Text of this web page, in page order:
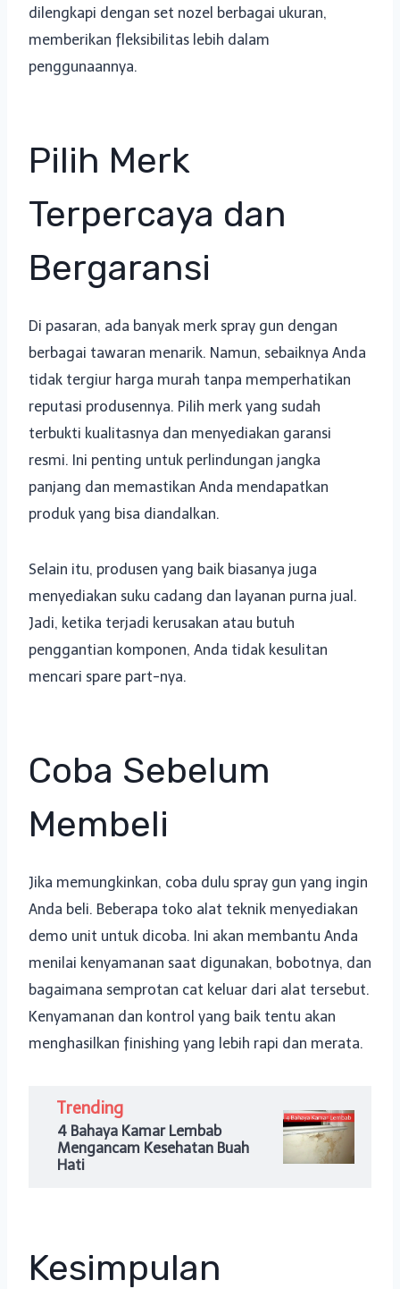
dilengkapi dengan set nozel berbagai ukuran,
memberikan fleksibilitas lebih dalam
penggunaannya.
Pilih Merk
Terpercaya dan
Bergaransi
Di pasaran, ada banyak merk spray gun dengan
berbagai tawaran menarik. Namun, sebaiknya Anda
tidak tergiur harga murah tanpa memperhatikan
reputasi produsennya. Pilih merk yang sudah
terbukti kualitasnya dan menyediakan garansi
resmi. Ini penting untuk perlindungan jangka
panjang dan memastikan Anda mendapatkan
produk yang bisa diandalkan.
Selain itu, produsen yang baik biasanya juga
menyediakan suku cadang dan layanan purna jual.
Jadi, ketika terjadi kerusakan atau butuh
penggantian komponen, Anda tidak kesulitan
mencari spare part-nya.
Coba Sebelum
Membeli
Jika memungkinkan, coba dulu spray gun yang ingin
Anda beli. Beberapa toko alat teknik menyediakan
demo unit untuk dicoba. Ini akan membantu Anda
menilai kenyamanan saat digunakan, bobotnya, dan
bagaimana semprotan cat keluar dari alat tersebut.
Kenyamanan dan kontrol yang baik tentu akan
menghasilkan finishing yang lebih rapi dan merata.
Trending
4 Bahaya Kamar Lembab
Mengancam Kesehatan Buah
Hati
Kesimpulan